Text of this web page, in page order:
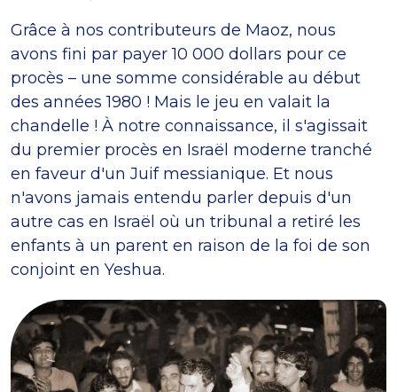
Grâce à nos contributeurs de Maoz, nous
avons fini par payer 10 000 dollars pour ce
procès – une somme considérable au début
des années 1980 ! Mais le jeu en valait la
chandelle ! À notre connaissance, il s'agissait
du premier procès en Israël moderne tranché
en faveur d'un Juif messianique. Et nous
n'avons jamais entendu parler depuis d'un
autre cas en Israël où un tribunal a retiré les
enfants à un parent en raison de la foi de son
conjoint en Yeshua.